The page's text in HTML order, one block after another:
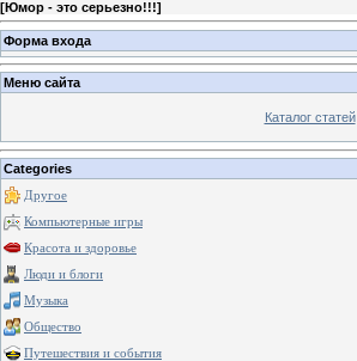
[Юмор - это серьезно!!!]
Форма входа
Меню сайта
Каталог статей
Categories
Другое
Компьютерные игры
Красота и здоровье
Люди и блоги
Музыка
Общество
Путешествия и события